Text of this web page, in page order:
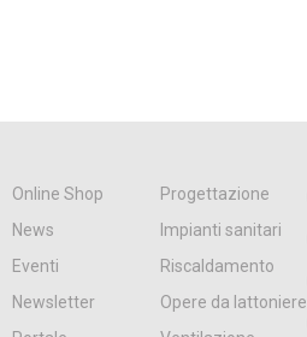
Online Shop
Progettazione
News
Impianti sanitari
Eventi
Riscaldamento
Newsletter
Opere da lattoniere